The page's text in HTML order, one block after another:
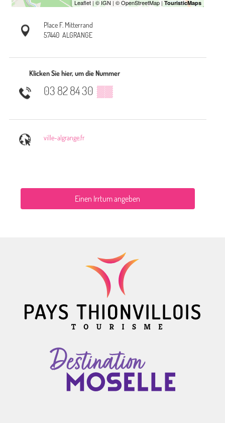
Place F. Mitterrand
57440 ALGRANGE
Klicken Sie hier, um die Nummer
03 82 84 30 ▒▒
ville-algrange.fr
Einen Irrtum angeben